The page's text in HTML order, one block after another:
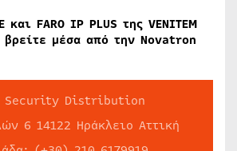
και FARO IP PLUS της VENITEM
βρείτε μέσα από την Novatron
Security Distribution
6 14122 Ηράκλειο Αττική